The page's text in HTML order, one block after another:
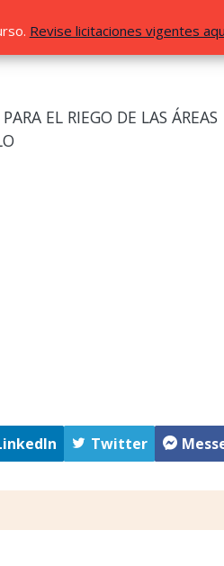
Revise licitaciones vigentes
EL RIEGO DE LAS ÁREAS
Twitter